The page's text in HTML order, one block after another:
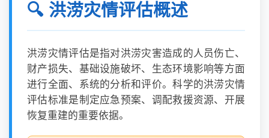
🔍 洪涝灾情评估概述
洪涝灾情评估是指对洪涝灾害造成的人员伤亡、
财产损失、基础设施破坏、生态环境影响等方面
进行全面、系统的分析和评价。科学的洪涝灾情
评估标准是制定应急预案、调配救援资源、开展
恢复重建的重要依据。